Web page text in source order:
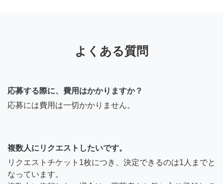
よくある質問
応募する際に、費用はかかりますか？
応募には費用は一切かかりません。
複数人にリクエストしたいです。
リクエストチケット1枚につき、決定できるのは1人までと
なっています。